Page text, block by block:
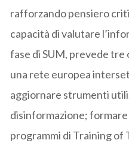
rafforzando pensiero
capacità di valutare
fase di SUM, prevede
una rete europea
aggiornare strumenti
disinformazione;
programmi di Training of